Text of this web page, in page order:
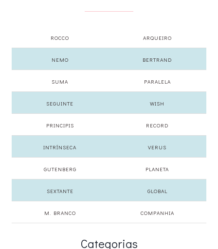
ROCCO ARQUEIRO
NEMO BERTRAND
SUMA PARALELA
SEGUINTE WISH
PRINCIPIS RECORD
INTRÍNSECA VERUS
GUTENBERG PLANETA
SEXTANTE GLOBAL
M. BRANCO COMPANHIA
Categorias